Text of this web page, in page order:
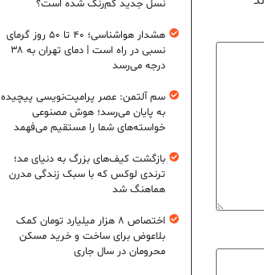
نسل جدید کم‌رنگ شده است؟
هشدار هواشناسی؛ ۴۰ تا ۵۰ روز گرمای
نسبی در راه است | دمای تهران به ۳۸
درجه می‌رسد
سم آلتمن: عصر پرامپت‌نویسی پیچیده
به پایان می‌رسد؛ هوش مصنوعی
خواسته‌های شما را مستقیم می‌فهمد
بازگشت کیف‌های بزرگ به دنیای مد؛
ترندی لوکس که با سبک زندگی مدرن
هماهنگ شد
اختصاص ۸ هزار میلیارد تومان کمک
بلاعوض برای ساخت و خرید مسکن
محرومان در سال جاری